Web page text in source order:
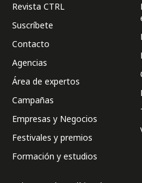
Revista CTRL
Suscríbete
Contacto
Agencias
Área de expertos
Campañas
Empresas y Negocios
Festivales y premios
Formación y estudios